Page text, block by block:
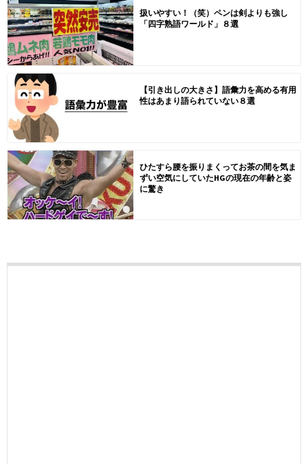
扱いやすい！（笑）ペンは剣よりも強し
「四字熟語ワールド」８選
【引き出しの大きさ】語彙力を高める有用
性はあまり語られていない８選
ひたすら腰を振りまくってお茶の間を気ま
ずい空気にしていたHGの現在の年齢と姿
に驚き